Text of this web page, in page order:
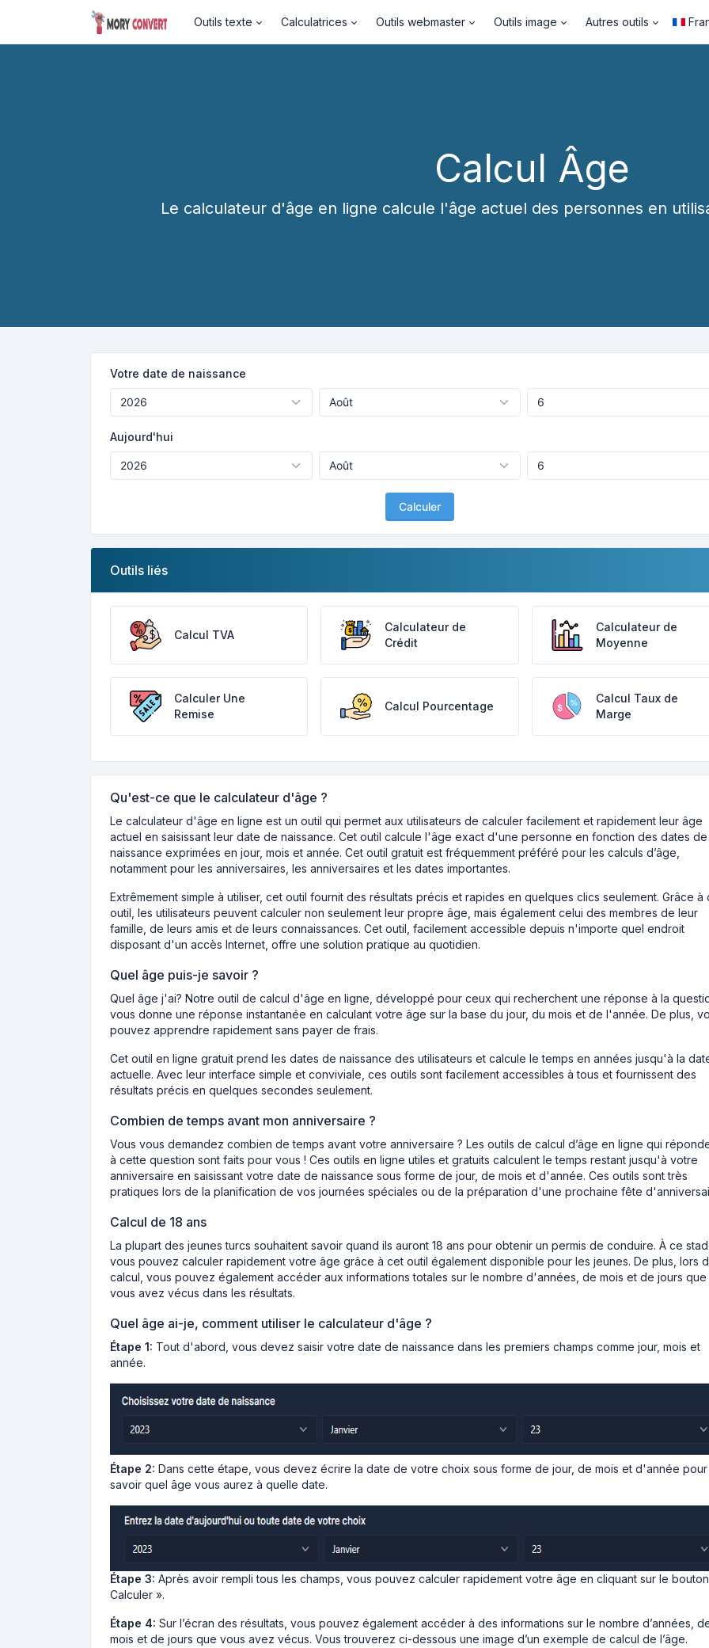
Outils texte Calculatrices Outils webmaster Outils image Autres outils
Calcul Âge
Le calculateur d'âge en ligne calcule l'âge actuel des personnes en
Votre date de naissance
Aujourd'hui
Calculer
Outils liés
Calcul TVA
Calculateur de
Crédit
Calculateur de
Moyenne
Calculer Une
Remise
Calcul Pourcentage
Calcul Taux de
Marge
Qu'est-ce que le calculateur d'âge ?
Le calculateur d'âge en ligne est un outil qui permet aux utilisateurs de calculer facilement et rapidement leur âge
actuel en saisissant leur date de naissance. Cet outil calcule l'âge exact d'une personne en fonction des dates de
naissance exprimées en jour, mois et année. Cet outil gratuit est fréquemment préféré pour les calculs d’âge,
notamment pour les anniversaires, les anniversaires et les dates importantes.
Extrêmement simple à utiliser, cet outil fournit des résultats précis et rapides en quelques clics seulement. Grâce à
outil, les utilisateurs peuvent calculer non seulement leur propre âge, mais également celui des membres de leur
famille, de leurs amis et de leurs connaissances. Cet outil, facilement accessible depuis n'importe quel endroit
disposant d'un accès Internet, offre une solution pratique au quotidien.
Quel âge puis-je savoir ?
Quel âge j'ai? Notre outil de calcul d'âge en ligne, développé pour ceux qui recherchent une réponse à la
vous donne une réponse instantanée en calculant votre âge sur la base du jour, du mois et de l'année. De plus,
pouvez apprendre rapidement sans payer de frais.
Cet outil en ligne gratuit prend les dates de naissance des utilisateurs et calcule le temps en années jusqu'à la
actuelle. Avec leur interface simple et conviviale, ces outils sont facilement accessibles à tous et fournissent des
résultats précis en quelques secondes seulement.
Combien de temps avant mon anniversaire ?
Vous vous demandez combien de temps avant votre anniversaire ? Les outils de calcul d’âge en ligne qui
à cette question sont faits pour vous ! Ces outils en ligne utiles et gratuits calculent le temps restant jusqu'à votre
anniversaire en saisissant votre date de naissance sous forme de jour, de mois et d'année. Ces outils sont très
pratiques lors de la planification de vos journées spéciales ou de la préparation d'une prochaine fête
Calcul de 18 ans
La plupart des jeunes turcs souhaitent savoir quand ils auront 18 ans pour obtenir un permis de conduire. À ce
vous pouvez calculer rapidement votre âge grâce à cet outil également disponible pour les jeunes. De plus, lors
calcul, vous pouvez également accéder aux informations totales sur le nombre d'années, de mois et de jours que
vous avez vécus dans les résultats.
Quel âge ai-je, comment utiliser le calculateur d'âge ?
Étape 1: Tout d'abord, vous devez saisir votre date de naissance dans les premiers champs comme jour, mois et
année.
Étape 2: Dans cette étape, vous devez écrire la date de votre choix sous forme de jour, de mois et d'année pour
savoir quel âge vous aurez à quelle date.
Étape 3: Après avoir rempli tous les champs, vous pouvez calculer rapidement votre âge en cliquant sur le
Calculer ».
Étape 4: Sur l’écran des résultats, vous pouvez également accéder à des informations sur le nombre d’années,
mois et de jours que vous avez vécus. Vous trouverez ci-dessous une image d’un exemple de calcul de l’âge.